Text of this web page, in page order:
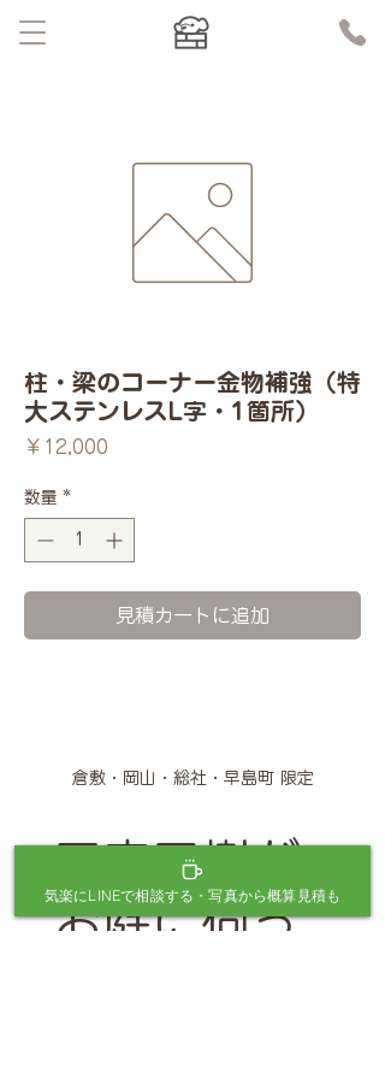
柱・梁のコーナー金物補強（特
大ステンレスL字・1箇所）
￥12,000
数量 *
見積カートに追加
倉敷・岡山・総社・早島町 限定
三宅元樹が
お庭に伺っ
気楽にLINEで相談する・写真から概算見積も